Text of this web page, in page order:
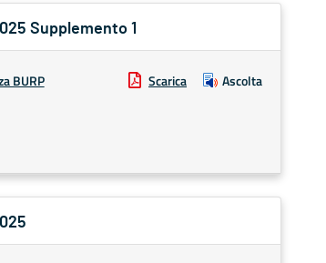
Supplemento 1
BURP Scarica Ascolta